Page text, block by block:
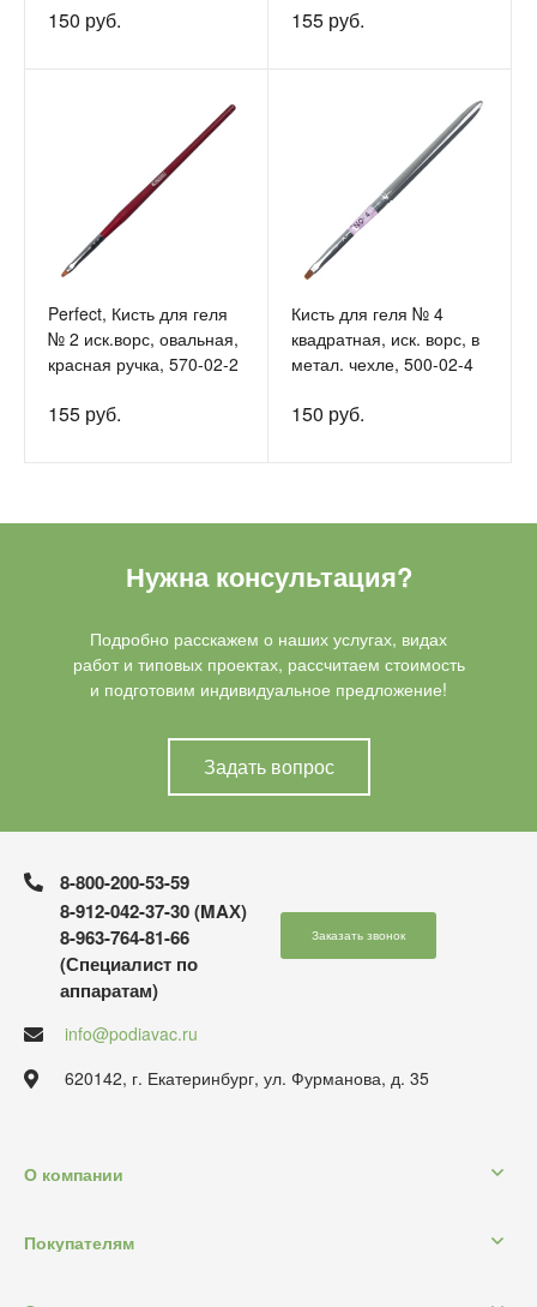
150 руб. 155 руб.
Perfect, Кисть для геля
№ 2 иск.ворс, овальная,
красная ручка, 570-02-2
155 руб.
Кисть для геля № 4
квадратная, иск. ворс, в
метал. чехле, 500-02-4
150 руб.
Нужна консультация?
Подробно расскажем о наших услугах, видах
работ и типовых проектах, рассчитаем стоимость
и подготовим индивидуальное предложение!
Задать вопрос
8-800-200-53-59
8-912-042-37-30 (MAХ)
8-963-764-81-66
(Специалист по
аппаратам)
Заказать звонок
info@podiavac.ru
620142, г. Екатеринбург, ул. Фурманова, д. 35
О компании
Покупателям